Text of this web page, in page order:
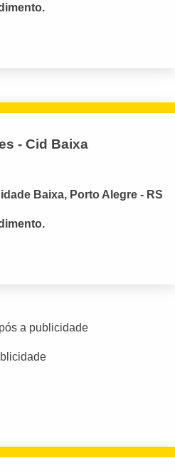
- Cid Baixa
Baixa, Porto Alegre - RS
a publicidade